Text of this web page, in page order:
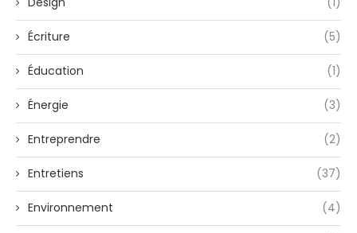
Écriture (5)
Éducation (1)
Énergie (3)
Entreprendre (2)
Entretiens (37)
Environnement (4)